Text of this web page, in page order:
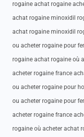
rogaine achat rogaine
achat rogaine minoxidil
achat rogaine minoxidil
ou acheter rogaine pour
rogaine achat rogaine où
acheter rogaine france
ou acheter rogaine pour
ou acheter rogaine pour
acheter rogaine france
rogaine où acheter achat